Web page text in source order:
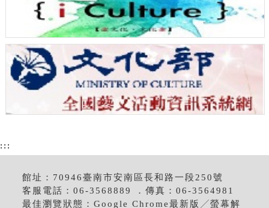
:::
館址：70946臺南市安南區長和路一段250號
客服電話：06-3568889 ．傳真：06-3564981
最佳瀏覽狀態：Google Chrome最新版╱螢幕解